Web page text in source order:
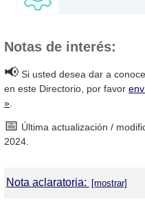
Notas de interés:
📢 Si usted desea dar a
en este Directorio, por favor
».
📅 Última actualización /
2024.
Nota aclaratoria: